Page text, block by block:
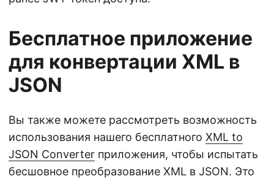
Бесплатное приложение
для конвертации XML в
JSON
Вы также можете рассмотреть возможность
использования нашего бесплатного XML to
JSON Converter приложения, чтобы испытать
бесшовное преобразование XML в JSON. Это